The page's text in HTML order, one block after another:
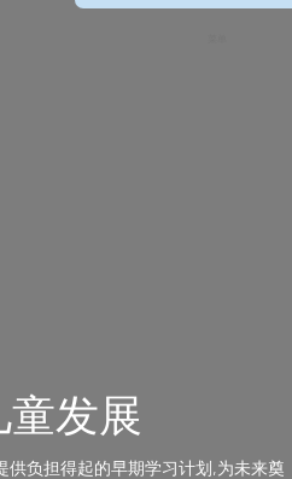
发展
负担得起的早期学习计划,为未来奠